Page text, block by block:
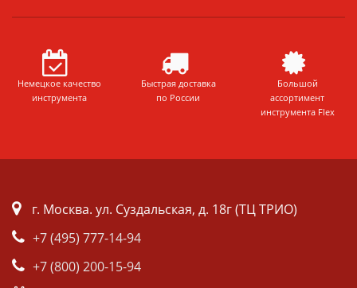
Немецкое качество
инструмента
Быстрая доставка
по России
Большой
ассортимент
инструмента Flex
г. Москва. ул. Суздальская, д. 18г (ТЦ ТРИО)
+7 (495) 777-14-94
+7 (800) 200-15-94